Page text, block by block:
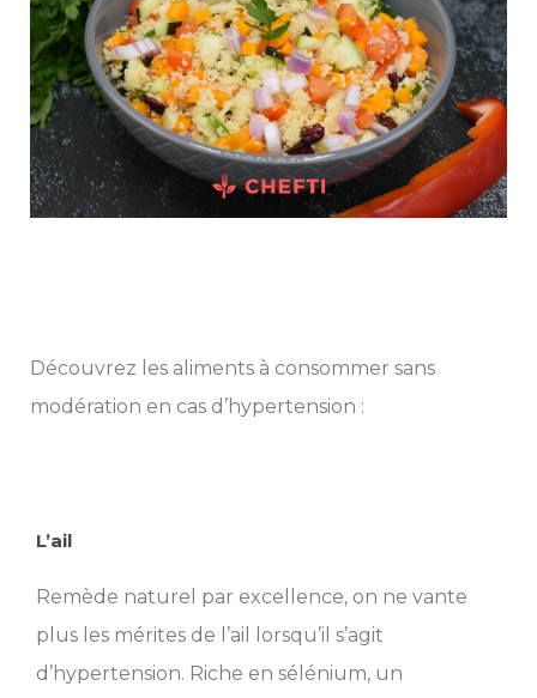
Découvrez les aliments à consommer sans
modération en cas d’hypertension :
L’ail
Remède naturel par excellence, on ne vante
plus les mérites de l’ail lorsqu’il s’agit
d’hypertension. Riche en sélénium, un